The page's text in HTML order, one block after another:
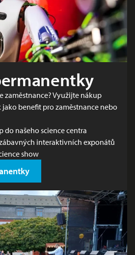
zaměstnance? Využijte nákup
benefit pro zaměstnance nebo
našeho science centra
interaktivních exponátů
show